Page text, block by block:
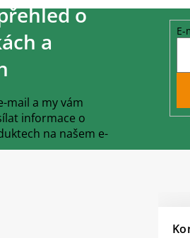
o
a
mail a my vám
informace o
na našem e-
E-